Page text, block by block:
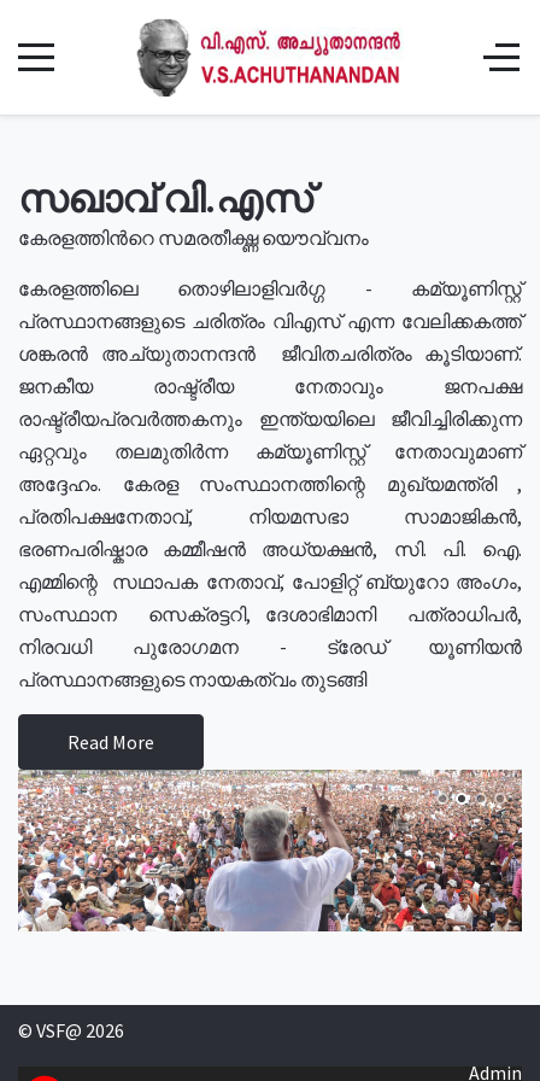
സഖാവ് വി.എസ്
കേരളത്തിൻറെ സമരതീക്ഷ്ണ യൌവ്വനം
കേരളത്തിലെ തൊഴിലാളിവർഗ്ഗ - കമ്യൂണിസ്റ്റ്
പ്രസ്ഥാനങ്ങളുടെ ചരിത്രം വിഎസ് എന്ന വേലിക്കകത്ത്
ശങ്കരൻ അച്യുതാനന്ദൻ ജീവിതചരിത്രം കൂടിയാണ്.
ജനകീയ രാഷ്ട്രീയ നേതാവും ജനപക്ഷ
രാഷ്ട്രീയപ്രവർത്തകനും ഇന്ത്യയിലെ ജീവിച്ചിരിക്കുന്ന
ഏറ്റവും തലമുതിർന്ന കമ്യൂണിസ്റ്റ് നേതാവുമാണ്
അദ്ദേഹം. കേരള സംസ്ഥാനത്തിന്റെ മുഖ്യമന്ത്രി ,
പ്രതിപക്ഷനേതാവ്, നിയമസഭാ സാമാജികൻ,
ഭരണപരിഷ്കാര കമ്മീഷൻ അധ്യക്ഷൻ, സി. പി. ഐ.
എമ്മിന്റെ സഥാപക നേതാവ്, പോളിറ്റ് ബ്യുറോ അംഗം,
സംസ്ഥാന സെക്രട്ടറി, ദേശാഭിമാനി പത്രാധിപർ,
നിരവധി പുരോഗമന - ട്രേഡ് യൂണിയൻ
പ്രസ്ഥാനങ്ങളുടെ നായകത്വം തുടങ്ങി
Read More
© VSF@ 2026
Admin